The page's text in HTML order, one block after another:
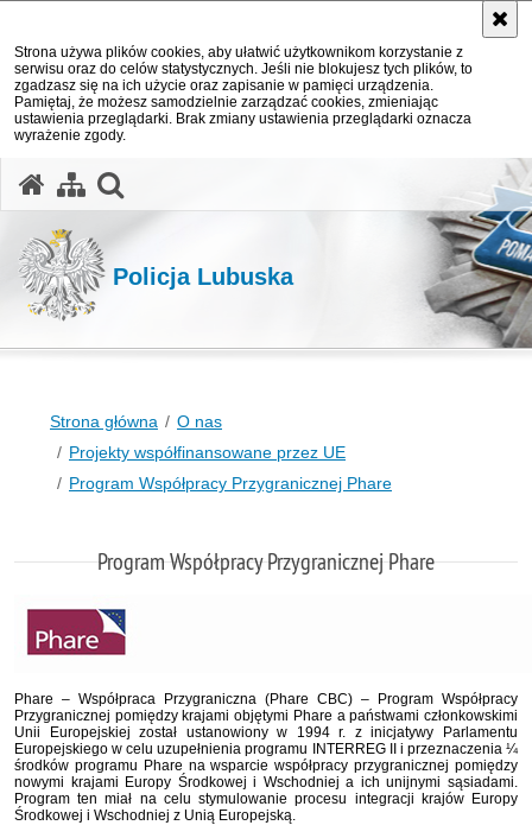
Strona używa plików cookies, aby ułatwić użytkownikom korzystanie z
serwisu oraz do celów statystycznych. Jeśli nie blokujesz tych plików, to
zgadzasz się na ich użycie oraz zapisanie w pamięci urządzenia.
Pamiętaj, że możesz samodzielnie zarządzać cookies, zmieniając
ustawienia przeglądarki. Brak zmiany ustawienia przeglądarki oznacza
wyrażenie zgody.
Policja Lubuska
Strona główna
O nas
Projekty współfinansowane przez UE
Program Współpracy Przygranicznej Phare
Program Współpracy Przygranicznej Phare
Phare – Współpraca Przygraniczna (Phare CBC) – Program Współpracy
Przygranicznej pomiędzy krajami objętymi Phare a państwami członkowskimi
Unii Europejskiej został ustanowiony w 1994 r. z inicjatywy Parlamentu
Europejskiego w celu uzupełnienia programu INTERREG II i przeznaczenia ¼
środków programu Phare na wsparcie współpracy przygranicznej pomiędzy
nowymi krajami Europy Środkowej i Wschodniej a ich unijnymi sąsiadami.
Program ten miał na celu stymulowanie procesu integracji krajów Europy
Środkowej i Wschodniej z Unią Europejską.